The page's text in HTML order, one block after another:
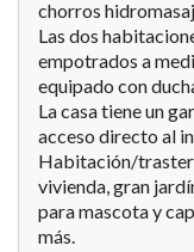
chorros
Las dos
empotrados a
equipado con
La casa tiene un
acceso directo al
Habitación/
vivienda, gran
para mascota y
más.